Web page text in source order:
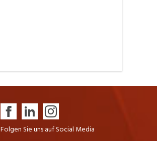
Folgen Sie uns auf Social Media